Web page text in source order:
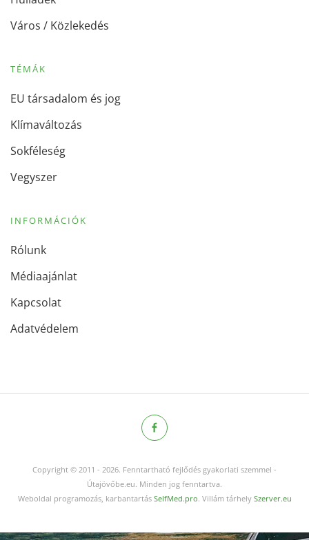
Város / Közlekedés
TÉMÁK
EU társadalom és jog
Klímaváltozás
Sokféleség
Vegyszer
INFORMÁCIÓK
Rólunk
Médiaajánlat
Kapcsolat
Adatvédelem
Copyright © 2011 - 2026. Fenntartható fejlődés gyakorlati szemmel -
Útajövőbe.eu. Minden jog fenntartva.
Weboldal programozás, karbantartás SelfMed.pro. Villám tárhely Szerver.eu